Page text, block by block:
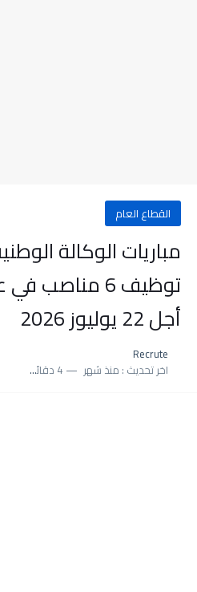
القطاع العام
توظيف 6
أجل 22 يوليوز 2026
Recrute
اخر تحديث : منذ شهر 4 دقائق للقراءة